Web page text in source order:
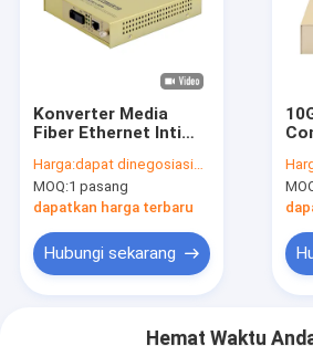
Konverter Media
Fiber Ethernet Inti
1310/1550nm 220V
AC Tidak Terkelola
Harga:dapat dinegosiasikan
MOQ:1 pasang
dapatkan harga terbaru
Hubungi sekarang
Hemat Waktu